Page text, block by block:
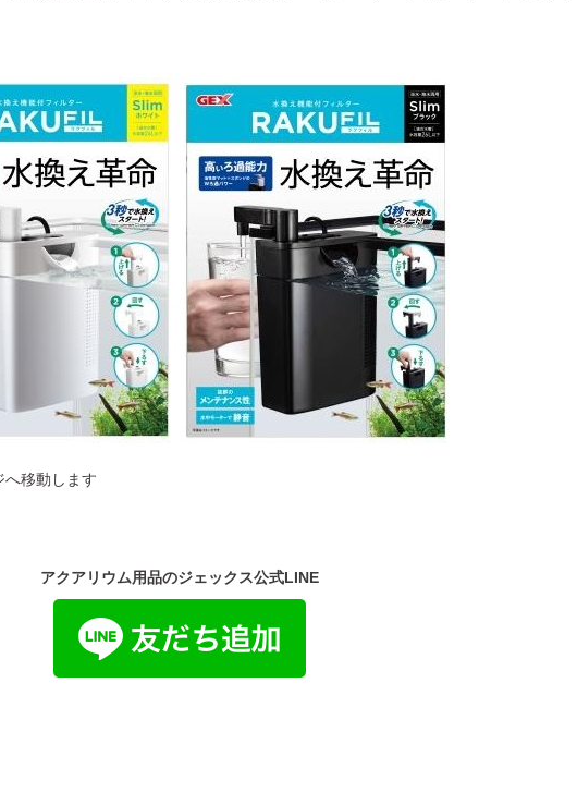
移動します
アクアリウム用品のジェックス公式LINE